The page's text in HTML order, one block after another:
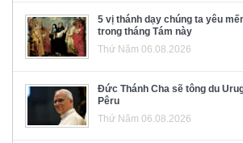
5 vị thánh dạy chúng ta yêu
trong tháng Tám này
Thứ Năm 06.08.2026
Đức Thánh Cha sẽ tông du
Pêru
Thứ Năm 06.08.2026